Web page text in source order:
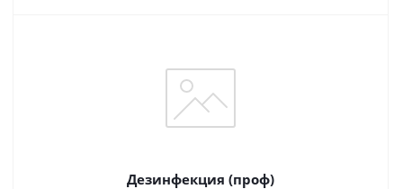
Дезинфекция (проф)